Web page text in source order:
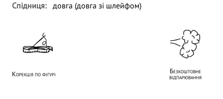
Спідниця: довга (довга зі шлейфом)
Корекція по фігурі Безкоштовне
відпарювання